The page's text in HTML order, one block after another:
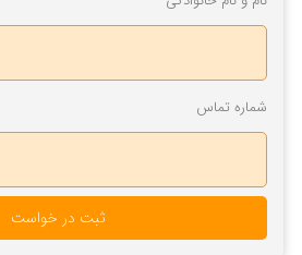
شماره تماس
ثبت در خواست